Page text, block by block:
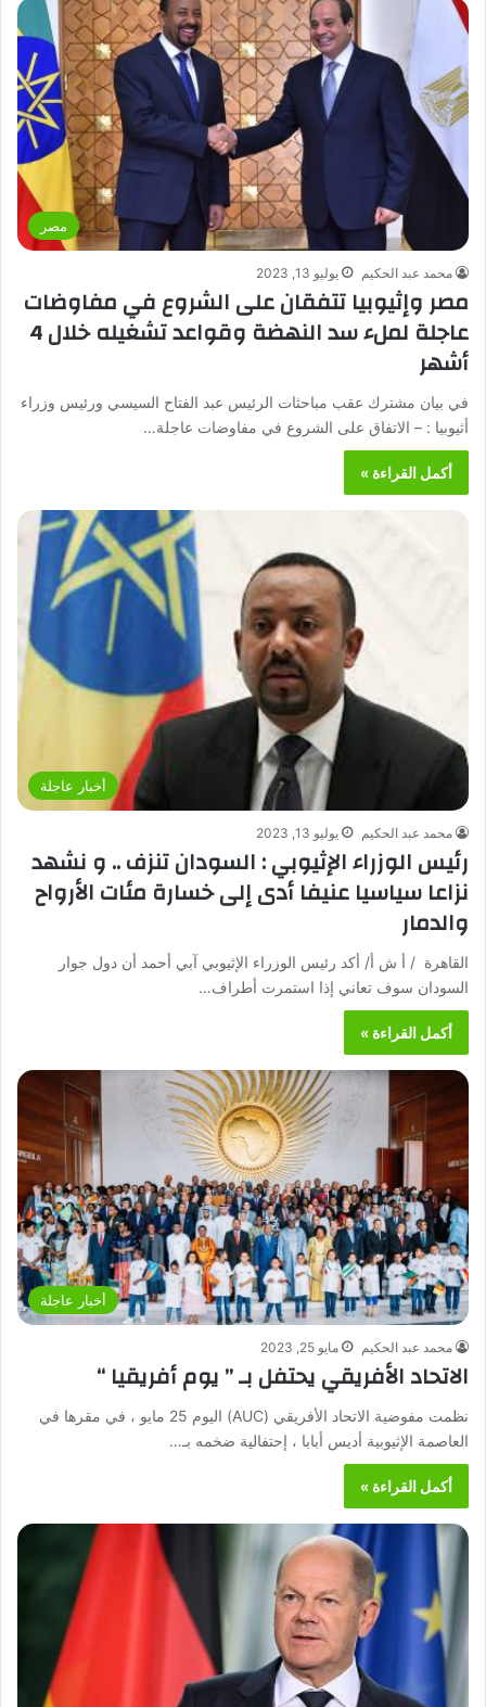
مصر
محمد عبد الحكيم يوليو 13, 2023
مصر وإثيوبيا تتفقان على الشروع في مفاوضات
عاجلة لملء سد النهضة وقواعد تشغيله خلال 4
أشهر
في بيان مشترك عقب مباحثات الرئيس عبد الفتاح السيسي ورئيس وزراء
أثيوبيا : – الاتفاق على الشروع في مفاوضات عاجلة…
أكمل القراءة »
أخبار عاجلة
محمد عبد الحكيم يوليو 13, 2023
رئيس الوزراء الإثيوبي : السودان تنزف .. و نشهد
نزاعا سياسيا عنيفا أدى إلى خسارة مئات الأرواح
والدمار
القاهرة / أ ش أ/ أكد رئيس الوزراء الإثيوبي آبي أحمد أن دول جوار
السودان سوف تعاني إذا استمرت أطراف…
أكمل القراءة »
أخبار عاجلة
محمد عبد الحكيم مايو 25, 2023
الاتحاد الأفريقي يحتفل بـ ” يوم أفريقيا “
نظمت مفوضية الاتحاد الأفريقي (AUC) اليوم 25 مايو ، في مقرها في
العاصمة الإثيوبية أديس أبابا ، إحتفالية ضخمه بـ…
أكمل القراءة »